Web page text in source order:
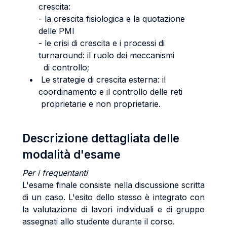
crescita:
- la crescita fisiologica e la quotazione
delle PMI
- le crisi di crescita e i processi di
turnaround: il ruolo dei meccanismi
di controllo;
Le strategie di crescita esterna: il
coordinamento e il controllo delle reti
proprietarie e non proprietarie.
Descrizione dettagliata delle
modalità d'esame
Per i frequentanti
L'esame finale consiste nella discussione scritta
di un caso. L'esito dello stesso è integrato con
la valutazione di lavori individuali e di gruppo
assegnati allo studente durante il corso.